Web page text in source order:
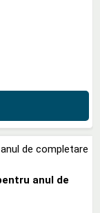
anul de